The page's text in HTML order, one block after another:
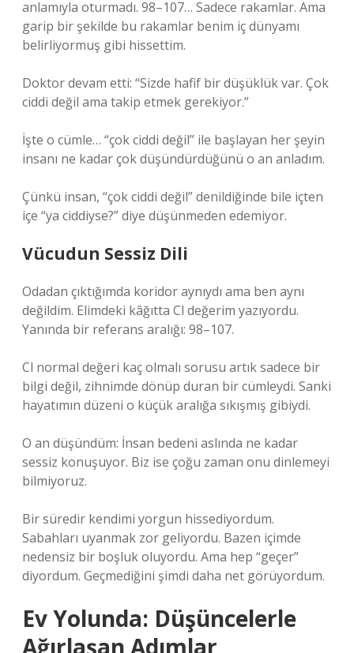
anlamıyla oturmadı. 98–107… Sadece rakamlar. Ama
garip bir şekilde bu rakamlar benim iç dünyamı
belirliyormuş gibi hissettim.
Doktor devam etti: “Sizde hafif bir düşüklük var. Çok
ciddi değil ama takip etmek gerekiyor.”
İşte o cümle… “çok ciddi değil” ile başlayan her şeyin
insanı ne kadar çok düşündürdüğünü o an anladım.
Çünkü insan, “çok ciddi değil” denildiğinde bile içten
içe “ya ciddiyse?” diye düşünmeden edemiyor.
Vücudun Sessiz Dili
Odadan çıktığımda koridor aynıydı ama ben aynı
değildim. Elimdeki kâğıtta Cl değerim yazıyordu.
Yanında bir referans aralığı: 98–107.
Cl normal değeri kaç olmalı sorusu artık sadece bir
bilgi değil, zihnimde dönüp duran bir cümleydi. Sanki
hayatımın düzeni o küçük aralığa sıkışmış gibiydi.
O an düşündüm: İnsan bedeni aslında ne kadar
sessiz konuşuyor. Biz ise çoğu zaman onu dinlemeyi
bilmiyoruz.
Bir süredir kendimi yorgun hissediyordum.
Sabahları uyanmak zor geliyordu. Bazen içimde
nedensiz bir boşluk oluyordu. Ama hep “geçer”
diyordum. Geçmediğini şimdi daha net görüyordum.
Ev Yolunda: Düşüncelerle
Ağırlaşan Adımlar